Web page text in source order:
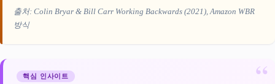
출처: Colin Bryar & Bill Carr Working Backwards (2021), Amazon WBR
방식
핵심 인사이트